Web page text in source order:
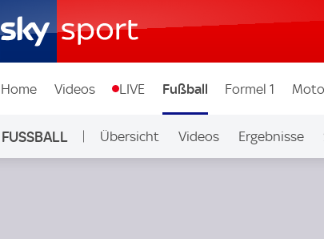
Home Videos LIVE Fußball Formel 1
FUSSBALL Übersicht Videos Ergebnisse